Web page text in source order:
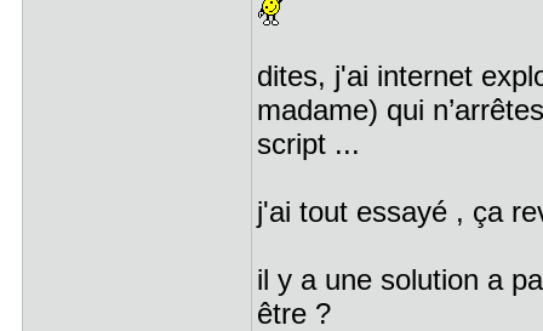
dites, j'ai internet
madame) qui
script ...
j'ai tout essayé , ça
il y a une solution a
être ?